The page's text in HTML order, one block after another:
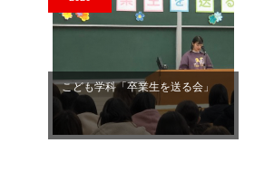
こども学科「卒業生を送る会」